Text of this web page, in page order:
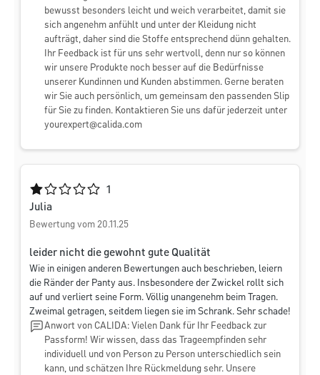
bewusst besonders leicht und weich verarbeitet, damit sie
sich angenehm anfühlt und unter der Kleidung nicht
aufträgt, daher sind die Stoffe entsprechend dünn gehalten.
Ihr Feedback ist für uns sehr wertvoll, denn nur so können
wir unsere Produkte noch besser auf die Bedürfnisse
unserer Kundinnen und Kunden abstimmen. Gerne beraten
wir Sie auch persönlich, um gemeinsam den passenden Slip
für Sie zu finden. Kontaktieren Sie uns dafür jederzeit unter
yourexpert@calida.com
Durchschnittliche Bewertung von 1 von 5 Sternen
1
Julia
Bewertung vom 20.11.25
leider nicht die gewohnt gute Qualität
Wie in einigen anderen Bewertungen auch beschrieben, leiern
die Ränder der Panty aus. Insbesondere der Zwickel rollt sich
auf und verliert seine Form. Völlig unangenehm beim Tragen.
Zweimal getragen, seitdem liegen sie im Schrank. Sehr schade!
Anwort von CALIDA: Vielen Dank für Ihr Feedback zur
Passform! Wir wissen, dass das Trageempfinden sehr
individuell und von Person zu Person unterschiedlich sein
kann, und schätzen Ihre Rückmeldung sehr. Unsere